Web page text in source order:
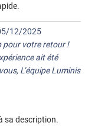
12/2025
pour votre retour !
ait été
L’équipe Luminis
sa description.